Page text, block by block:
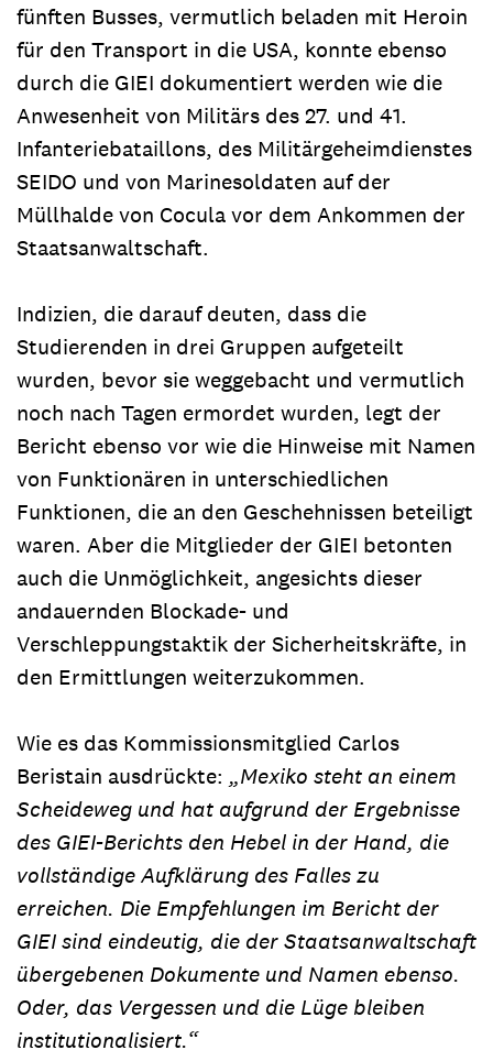
fünften Busses, vermutlich beladen mit Heroin
für den Transport in die USA, konnte ebenso
durch die GIEI dokumentiert werden wie die
Anwesenheit von Militärs des 27. und 41.
Infanteriebataillons, des Militärgeheimdienstes
SEIDO und von Marinesoldaten auf der
Müllhalde von Cocula vor dem Ankommen der
Staatsanwaltschaft.
Indizien, die darauf deuten, dass die
Studierenden in drei Gruppen aufgeteilt
wurden, bevor sie weggebacht und vermutlich
noch nach Tagen ermordet wurden, legt der
Bericht ebenso vor wie die Hinweise mit Namen
von Funktionären in unterschiedlichen
Funktionen, die an den Geschehnissen beteiligt
waren. Aber die Mitglieder der GIEI betonten
auch die Unmöglichkeit, angesichts dieser
andauernden Blockade- und
Verschleppungstaktik der Sicherheitskräfte, in
den Ermittlungen weiterzukommen.
Wie es das Kommissionsmitglied Carlos
Beristain ausdrückte: „Mexiko steht an einem
Scheideweg und hat aufgrund der Ergebnisse
des GIEI-Berichts den Hebel in der Hand, die
vollständige Aufklärung des Falles zu
erreichen. Die Empfehlungen im Bericht der
GIEI sind eindeutig, die der Staatsanwaltschaft
übergebenen Dokumente und Namen ebenso.
Oder, das Vergessen und die Lüge bleiben
institutionalisiert.“